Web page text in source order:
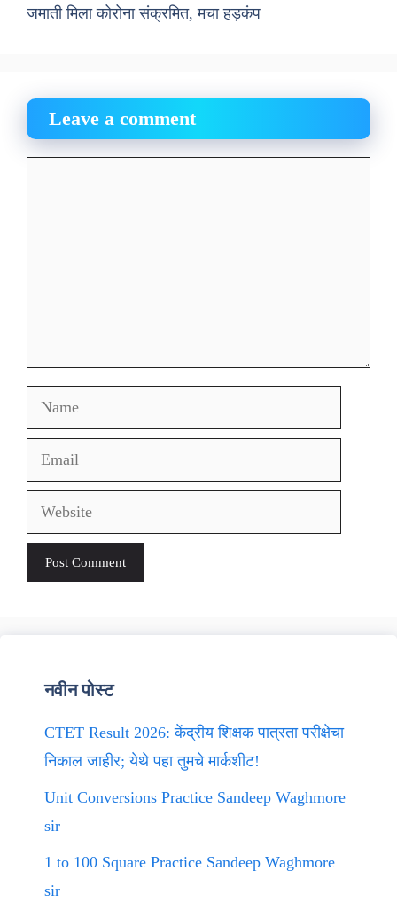
जमाती मिला कोरोना संक्रमित, मचा हड़कंप
Leave a comment
Name
Email
Website
नवीन पोस्ट
CTET Result 2026: केंद्रीय शिक्षक पात्रता परीक्षेचा
निकाल जाहीर; येथे पहा तुमचे मार्कशीट!
Unit Conversions Practice Sandeep Waghmore
sir
1 to 100 Square Practice Sandeep Waghmore
sir